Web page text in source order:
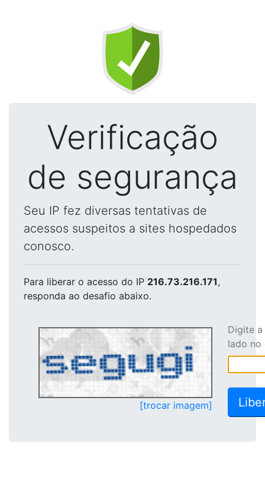
Verificação
de segurança
Seu IP fez diversas tentativas de
acessos suspeitos a sites hospedados
conosco.
Para liberar o acesso do IP 216.73.216.171,
responda ao desafio abaixo.
[trocar imagem]
Digite
lado no